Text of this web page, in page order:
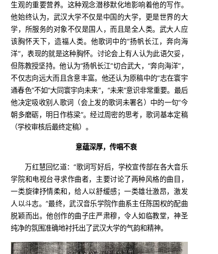
生观的重要营养。这种观念潜移默化地影响着他的写作。
他始终认为，武汉大学不仅是中国的大学，更是世界的大
学，所服务的对象不仅是国人，而且是全人类。武大人应
该胸怀天下，造福人类。他歌词中的“扬帆长江，奔向海
洋”，表现的就是这种胸怀。讨论会上有人认为此语欠妥，
但陈教授坚持。他认为“扬帆长江”切合武大，“奔向海洋”，
不仅志向远大而且含意丰富。他还认为原稿中的“志在寰宇
通春色”不如“大同寰宇向未来”，“未来”意识非常重要。最后
他决定吸收别人歌词（会上发的歌词未署名）中的一句“今
朝多磨砺，明日作栋梁”。经过周密的思考，歌词基本定稿
（学校审核后最终定稿）。
意蕴深厚，传唱不衰
万红慧回忆道：“歌词写好后，学校宣传部在各大音乐
学院和电视台寻求作曲者，主要讨论了两种风格的曲目，
一类旋律抒情柔和，给人以舒缓感；一类雄壮激昂，激发
人以斗志。”最终，武汉音乐学院作曲系主任陈国权的配曲
脱颖而出。他创作的曲子庄严肃穆，令人如临教堂，神圣
纯净的氛围准确地衬托出了武汉大学的气韵和精神。